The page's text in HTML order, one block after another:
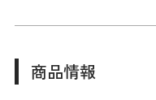
商品情報